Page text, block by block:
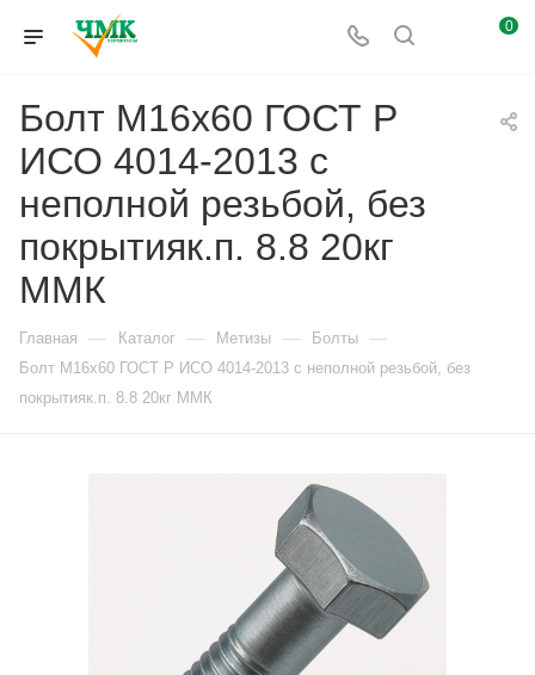
0
Болт М16x60 ГОСТ Р
ИСО 4014-2013 с
неполной резьбой, без
покрытияк.п. 8.8 20кг
ММК
Главная — Каталог — Метизы — Болты —
Болт М16x60 ГОСТ Р ИСО 4014-2013 с неполной резьбой, без
покрытияк.п. 8.8 20кг ММК